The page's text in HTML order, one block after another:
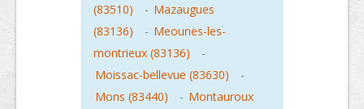
(83510)
- Mazaugues
(83136)
- Meounes-les-
montrieux (83136)
-
Moissac-bellevue (83630)
-
Mons (83440)
- Montauroux